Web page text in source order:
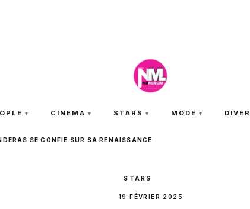
CINEMA STARS MODE
SE CONFIE SUR SA RENAISSANCE
STARS
19 FÉVRIER 2025